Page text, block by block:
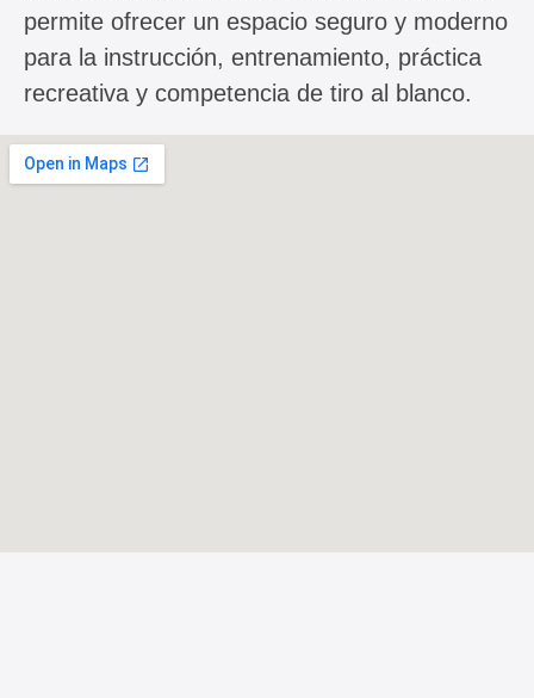
permite ofrecer un espacio seguro y moderno
para la instrucción, entrenamiento, práctica
recreativa y competencia de tiro al blanco.